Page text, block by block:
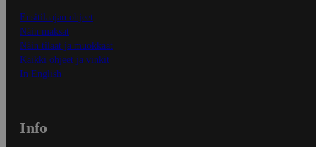
Ensitilaajan ohjeet
Näin maksat
Näin tilaat ja muokkaat
Kaikki ohjeet ja vinkit
In English
Info